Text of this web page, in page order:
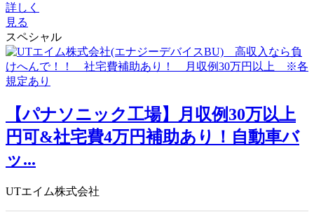
詳しく
見る
スペシャル
【パナソニック工場】月収例30万以上
円可&社宅費4万円補助あり！自動車バ
ッ...
UTエイム株式会社